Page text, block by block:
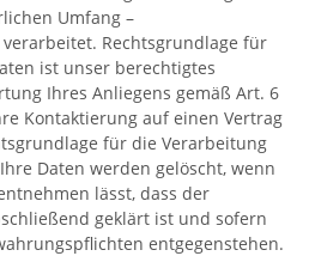
Umfang –
Rechtsgrundlage für
ist unser berechtigtes
Ihres Anliegens gemäß Art. 6
Kontaktierung auf einen Vertrag
für die Verarbeitung
Daten werden gelöscht, wenn
lässt, dass der
geklärt ist und sofern
entgegenstehen.